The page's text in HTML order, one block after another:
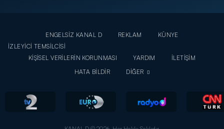
ENGELSİZ KANAL D REKLAM
KÜNYE
İZLEYİCİ TEMSİLCİSİ
KİŞİSEL VERİLERİN KORUNMASI
YARDIM
İLETİŞİM
HATA BİLDİR
DİĞER